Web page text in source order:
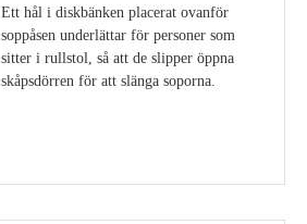
Ett hål i diskbänken placerat ovanför
soppåsen underlättar för personer som
sitter i rullstol, så att de slipper öppna
skåpsdörren för att slänga soporna.